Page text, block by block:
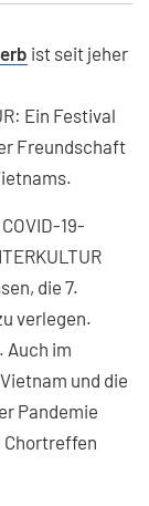
ist seit jeher
Ein Festival
Freundschaft
19-
die 7.
verlegen.
. Auch im
und die
Pandemie
Chortreffen